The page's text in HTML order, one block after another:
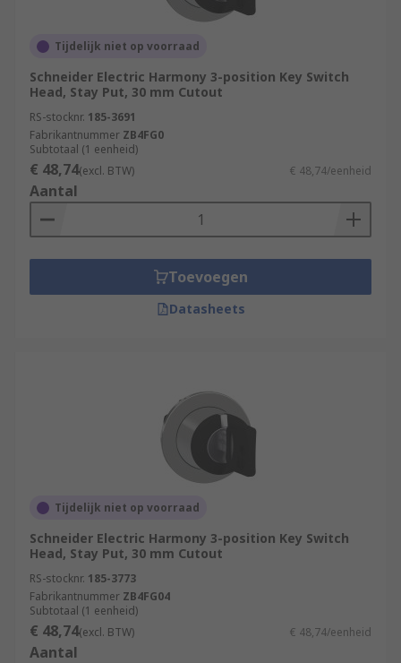
Tijdelijk niet op voorraad
Schneider Electric Harmony 3-position Key Switch
Head, Stay Put, 30 mm Cutout
RS-stocknr. 185-3691
Fabrikantnummer ZB4FG0
Subtotaal (1 eenheid)
€ 48,74(excl. BTW) € 48,74/eenheid
Aantal
Toevoegen
Datasheets
Tijdelijk niet op voorraad
Schneider Electric Harmony 3-position Key Switch
Head, Stay Put, 30 mm Cutout
RS-stocknr. 185-3773
Fabrikantnummer ZB4FG04
Subtotaal (1 eenheid)
€ 48,74(excl. BTW) € 48,74/eenheid
Aantal